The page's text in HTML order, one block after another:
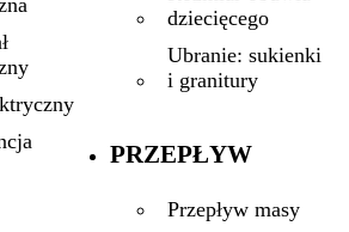
dziecięcego
Ubranie: sukienki
i granitury
PRZEPŁYW
Przepływ masy